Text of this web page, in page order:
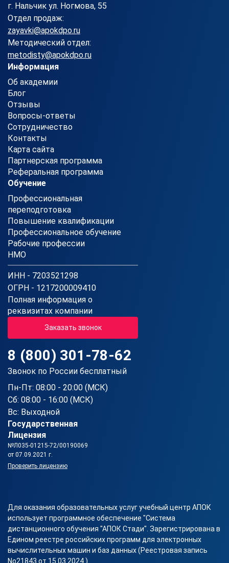
г. Нальчик ул. Ногмова, 55
Отдел продаж:
zayavki@apokdpo.ru
Методический отдел:
metodisty@apokdpo.ru
Информация
Об академии
Блог
Отзывы
Вопросы-ответы
Сотрудничество
Контакты
Карта сайта
Партнерская программа
Реферальная программа
Обучение
Профессиональная
переподготовка
Повышение квалификации
Профессиональное обучение
Рабочие профессии
НМО
ИНН - 7203521298
ОГРН - 1217200009410
Полная информация о
реквизитах компании
Заказать звонок
8 (800) 301-78-62
Звонок по России бесплатный
Пн-Пт: 08:00 - 20:00 (МСК)
Сб: 08:00 - 16:00 (МСК)
Вс: Выходной
Государственная
Лицензия
№Л035-01215-72/00190069
от 07.09.2021 г.
Проверить лицензию
Для оказания образовательных услуг учебный центр АПОК
использует программное обеспечение "Система
дистанционного обучения "АПОК Стади". Зарегистрирована в
Едином реестре российских программ для электронных
вычислительных машин и баз данных (Реестровая запись
No21843 от 15.03.2024 ).